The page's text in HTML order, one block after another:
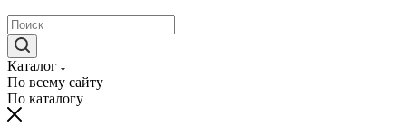
Каталог
По всему сайту
По каталогу